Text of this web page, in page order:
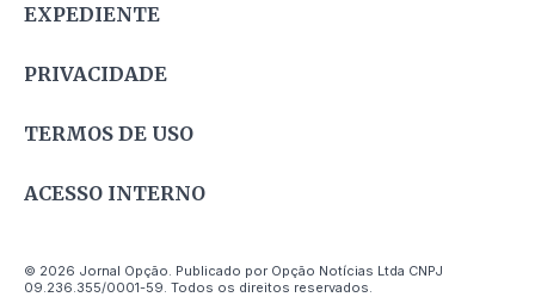
EXPEDIENTE
PRIVACIDADE
TERMOS DE USO
ACESSO INTERNO
© 2026 Jornal Opção. Publicado por Opção Notícias Ltda CNPJ
09.236.355/0001-59. Todos os direitos reservados.